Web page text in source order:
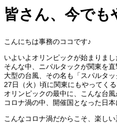
皆さん、今でも
こんにちは事務のココです♪
いよいよオリンピックが始まりまし
そんな中、ニパルタックが関東を直
大型の台風、その名も「スパルタッ
27日（火）頃に関東にもやってくる
オリンピックの最中に、こんな台風
コロナ渦の中、開催国となった日本
こんなコロナ渦だからこそ、楽し